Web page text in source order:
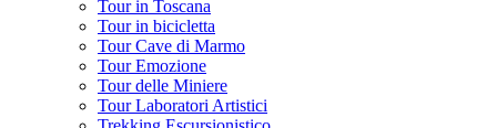
Tour in Toscana
Tour in bicicletta
Tour Cave di Marmo
Tour Emozione
Tour delle Miniere
Tour Laboratori Artistici